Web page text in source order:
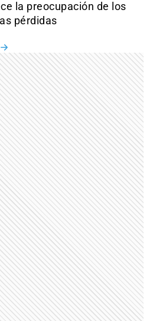
la preocupación de los
pérdidas